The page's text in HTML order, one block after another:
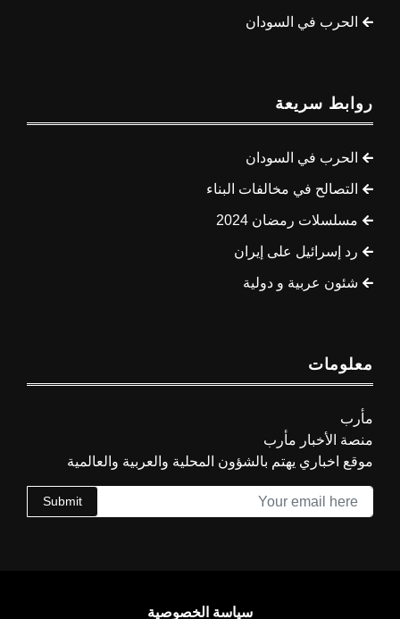
الحرب في السودان
روابط سريعة
الحرب في السودان
التصالح في مخالفات البناء
مسلسلات رمضان 2024
رد إسرائيل على إيران
شئون عربية و دولية
معلومات
مأرب
منصة الأخبار مأرب
موقع اخباري يهتم بالشؤون المحلية والعربية والعالمية
Submit
سياسة الخصوصية